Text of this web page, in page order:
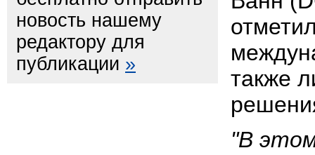
новость нашему
редактору для
публикации »
также
"В